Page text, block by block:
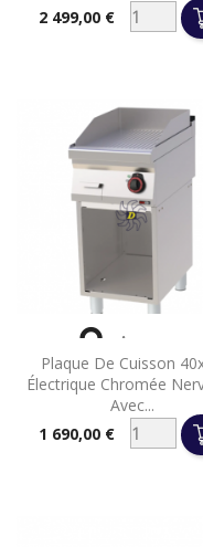
Prix2 499,00 €
Plaque De Cuisson
Électrique Chromée
Avec...
Prix1 690,00 €
 Aperçu